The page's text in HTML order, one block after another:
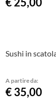
Sushi in
A partire da:
€ 35,00